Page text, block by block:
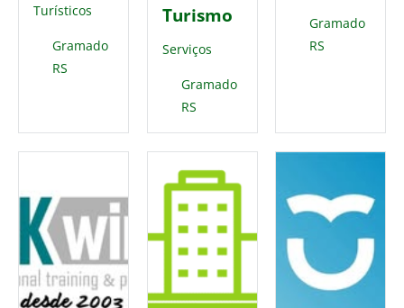
Turísticos
Gramado
RS
Turismo
Serviços
Gramado
RS
Gramado
RS